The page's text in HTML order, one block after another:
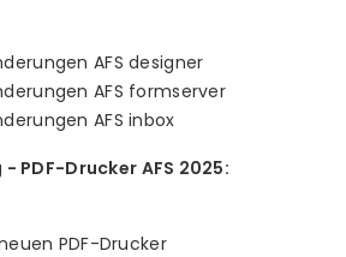
AFS designer
AFS formserver
AFS inbox
PDF-Drucker AFS 2025:
PDF-Drucker